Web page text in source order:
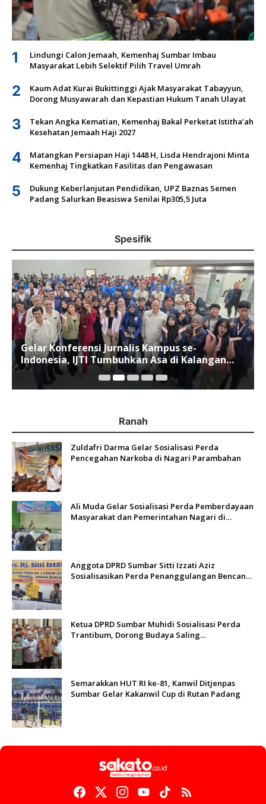
1
Lindungi Calon Jemaah, Kemenhaj Sumbar Imbau
Masyarakat Lebih Selektif Pilih Travel Umrah
2
Kaum Adat Kurai Bukittinggi Ajak Masyarakat Tabayyun,
Dorong Musyawarah dan Kepastian Hukum Tanah Ulayat
3
Tekan Angka Kematian, Kemenhaj Bakal Perketat Istitha’ah
Kesehatan Jemaah Haji 2027
4
Matangkan Persiapan Haji 1448 H, Lisda Hendrajoni Minta
Kemenhaj Tingkatkan Fasilitas dan Pengawasan
5
Dukung Keberlanjutan Pendidikan, UPZ Baznas Semen
Padang Salurkan Beasiswa Senilai Rp305,5 Juta
Spesifik
Gelar Konferensi Jurnalis Kampus se-
Indonesia, IJTI Tumbuhkan Asa di Kalangan
Jurnalis Muda di Era Disruspi Digital
Ranah
Zuldafri Darma Gelar Sosialisasi Perda
Pencegahan Narkoba di Nagari Parambahan
Ali Muda Gelar Sosialisasi Perda Pemberdayaan
Masyarakat dan Pemerintahan Nagari di
Anggota DPRD Sumbar Sitti Izzati Aziz
Sosialisasikan Perda Penanggulangan Bencana
Ketua DPRD Sumbar Muhidi Sosialisasi Perda
Trantibum, Dorong Budaya Saling
Semarakkan HUT RI ke-81, Kanwil Ditjenpas
Sumbar Gelar Kakanwil Cup di Rutan Padang